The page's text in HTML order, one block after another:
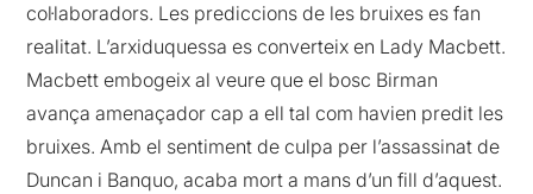
col·laboradors. Les prediccions de les bruixes es fan
realitat. L’arxiduquessa es converteix en Lady Macbett.
Macbett embogeix al veure que el bosc Birman
avança amenaçador cap a ell tal com havien predit les
bruixes. Amb el sentiment de culpa per l’assassinat de
Duncan i Banquo, acaba mort a mans d’un fill d’aquest.